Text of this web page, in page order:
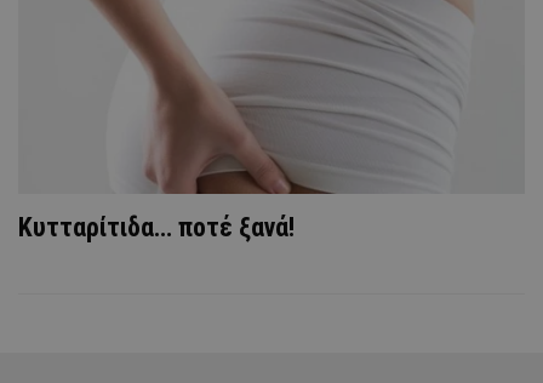
Κυτταρίτιδα… ποτέ ξανά!